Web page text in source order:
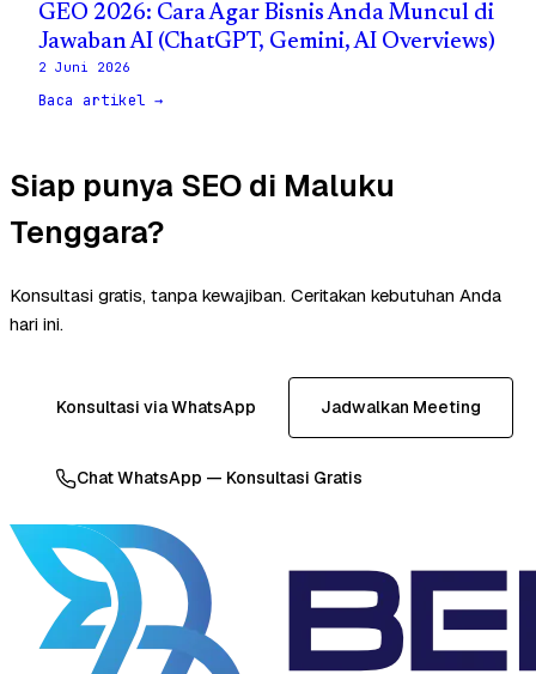
GEO 2026: Cara Agar Bisnis Anda Muncul di
Jawaban AI (ChatGPT, Gemini, AI Overviews)
2 Juni 2026
Baca artikel →
Siap punya SEO di Maluku
Tenggara?
Konsultasi gratis, tanpa kewajiban. Ceritakan kebutuhan Anda
hari ini.
Konsultasi via WhatsApp Jadwalkan Meeting
Chat WhatsApp — Konsultasi Gratis